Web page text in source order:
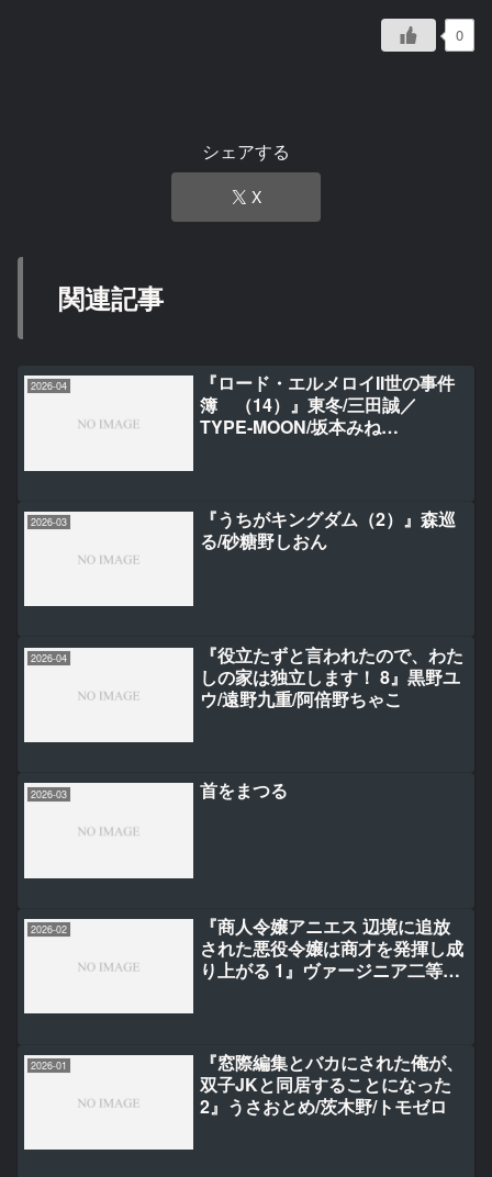
0
シェアする
X
関連記事
2026-04
『ロード・エルメロイII世の事件
簿 （14）』東冬/三田誠／
TYPE-MOON/坂本みね
2026-03
『うちがキングダム（2）』森巡
る/砂糖野しおん
2026-04
『役立たずと言われたので、わた
しの家は独立します！ 8』黒野ユ
ウ/遠野九重/阿倍野ちゃこ
2026-03 首をまつる
2026-02
『商人令嬢アニエス 辺境に追放
された悪役令嬢は商才を発揮し成
り上がる 1』ヴァージニア二等兵/
2026-01
『窓際編集とバカにされた俺が、
双子JKと同居することになった
2』うさおとめ/茨木野/トモゼロ